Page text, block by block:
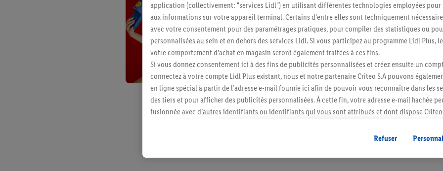
Restez au
Abonnez-vous à la
S'abonner
application (collectivement: "services Lidl") en utilisant différentes technologies employées pour
aux informations sur votre appareil terminal. Certains d'entre elles sont techniquement
avec votre consentement pour des paramétrages pratiques, pour compiler des statistiques ou
personnalisées au sein et en dehors des services Lidl. Si vous participez au programme Lidl Plus,
votre comportement d’achat en magasin seront également traitées à ces fins.
Si vous donnez consentement ici à des fins de publicités personnalisées et créez ensuite un
connectez à votre compte Lidl Plus existant, nous et notre partenaire Criteo S.A pouvons
en ligne spécial à partir de l’adresse e-mail fournie ici afin de pouvoir vous reconnaître dans les
des tiers et pour afficher des publicités personnalisées. À cette fin, votre adresse e-mail hachée
fusionnée avec d’autres identifiants ou identifiants qui vous sont attribués et dont dispose Criteo
vous avez montré de l’intérêt (par exemple en plaçant le produit dans un panier d’un webshop
l’achat) peuvent également être affichées sur plusieurs apppareils et plusieurs services de Lidl si
plusieurs services de Lidl peuvent vous être attribués en utilisant votre adresse e-mail hachée et,
Refuser